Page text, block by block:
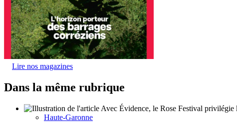
Lire nos magazines
Dans la même rubrique
Haute-Garonne